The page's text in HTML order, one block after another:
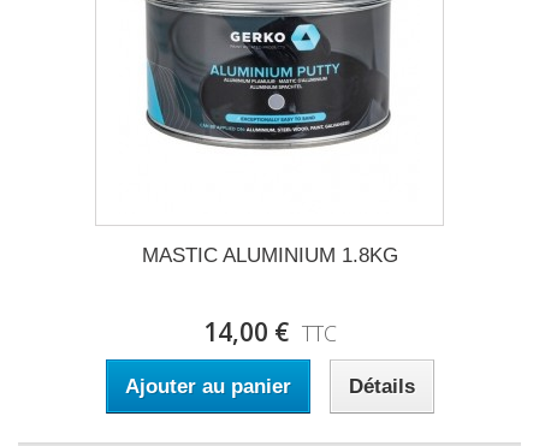
MASTIC ALUMINIUM 1.8KG
14,00 € TTC
Ajouter au panier Détails